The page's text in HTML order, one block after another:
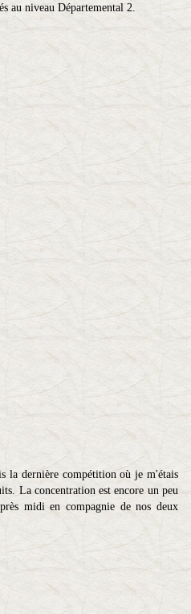
au niveau Départemental 2.
la dernière compétition où je m'étais
La concentration est encore un peu
midi en compagnie de nos deux